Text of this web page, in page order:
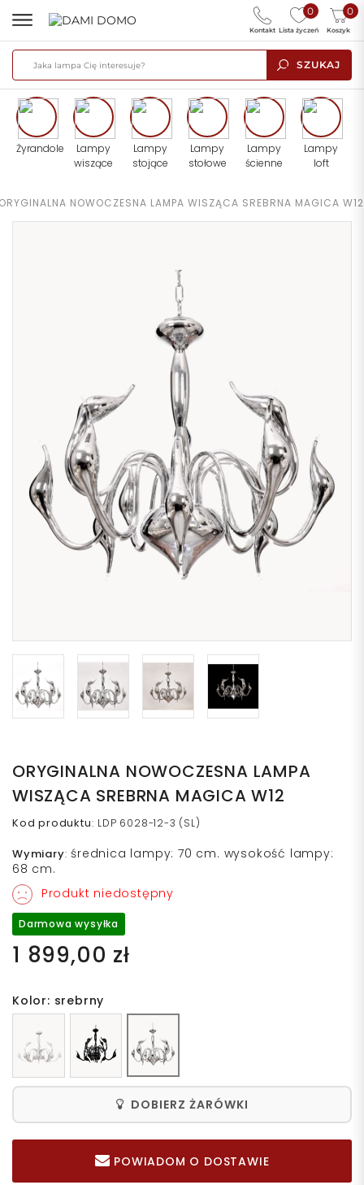
SZUKAJ
0
Lista życzeń
0
Koszyk
Kontakt
Żyrandole
Lampy
wiszące
Lampy
stojące
Lampy
stołowe
Lampy
ścienne
Lampy
loft
NOWOCZESNA LAMPA WISZĄCA SREBRNA MAGICA W12
ORYGINALNA NOWOCZESNA LAMPA
WISZĄCA SREBRNA MAGICA W12
Kod produktu: LDP 6028-12-3 (SL)
Wymiary: średnica lampy: 70 cm. wysokość lampy:
68 cm.
Produkt niedostępny
Darmowa wysyłka
1 899,00 zł
Kolor: srebrny
DOBIERZ ŻARÓWKI
POWIADOM O DOSTAWIE